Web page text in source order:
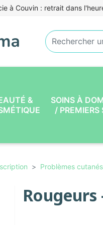
à Couvin : retrait dans
&
SOINS À
/ PREMIERS
Problèmes cutanés